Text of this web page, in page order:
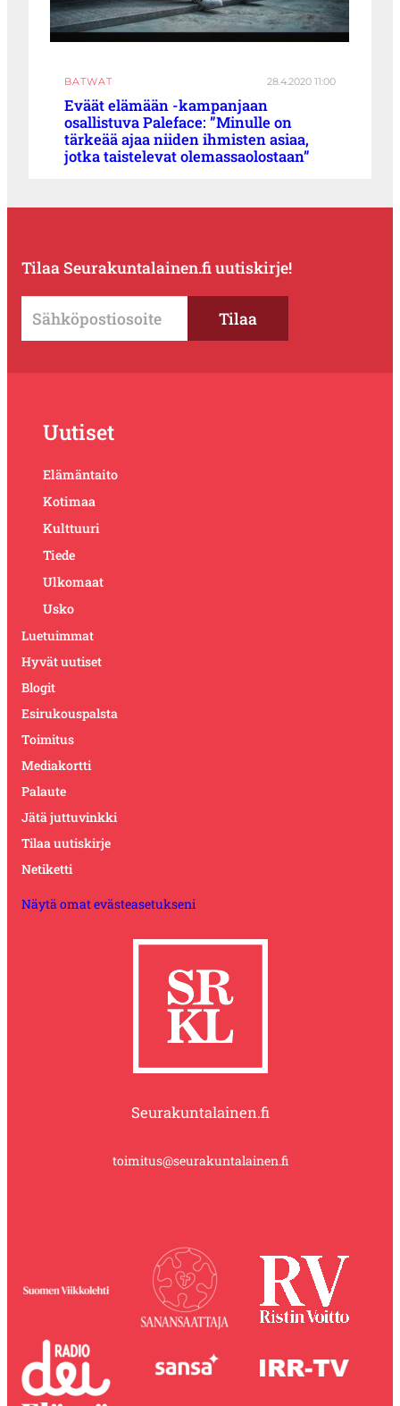
BATWAT 28.4.2020 11:00
Eväät elämään -kampanjaan
osallistuva Paleface: ”Minulle on
tärkeää ajaa niiden ihmisten asiaa,
jotka taistelevat olemassaolostaan”
Tilaa Seurakuntalainen.fi uutiskirje!
Uutiset
Elämäntaito
Kotimaa
Kulttuuri
Tiede
Ulkomaat
Usko
Luetuimmat
Hyvät uutiset
Blogit
Esirukouspalsta
Toimitus
Mediakortti
Palaute
Jätä juttuvinkki
Tilaa uutiskirje
Netiketti
Näytä omat evästeasetukseni
Seurakuntalainen.fi
toimitus@seurakuntalainen.fi